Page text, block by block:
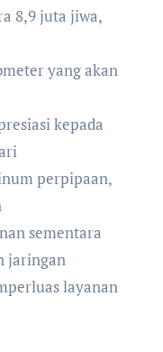
8,9 juta jiwa,
yang akan
kepada
perpipaan,
sementara
jaringan
layanan